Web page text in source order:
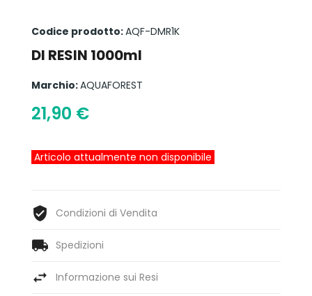
Codice prodotto:AQF-DMR1K
DI RESIN 1000ml
Marchio:AQUAFOREST
21,90 €
Articolo attualmente non disponibile
Condizioni di Vendita
Spedizioni
Informazione sui Resi